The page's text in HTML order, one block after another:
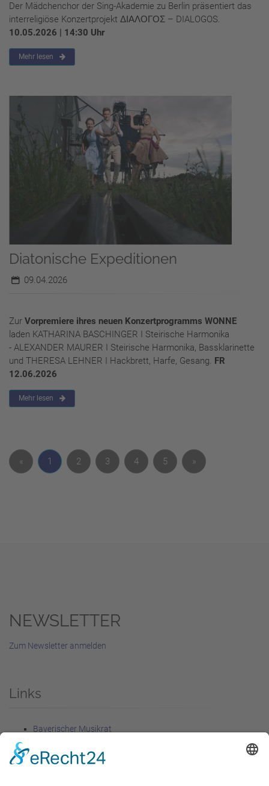
Der Mädchenchor der Sing-Akademie zu Berlin präsentiert das
interreligiöse Konzertprojekt ΔΙΑΛΟΓΟΣ – DIALOGOS.
10.05.2026 | 14:30 Uhr
Mehr lesen
Diatonische Expeditionen
09.04.2026
Zur Vorpremiere ihres neuen Konzertprogramms WONNE
laden KATHARINA BASCHINGER I Steirische Harmonika
- ALEXANDER MAURER I Steirische Harmonika, Bassklarinette
und THERESA LEHNER I Hackbrett, Harfe, Gesang. FR
12.06.2026
Mehr lesen
« 1 2 3 4 5 »
NEWSLETTER
Zum Newsletter anmelden
Links
Bayerischer Musikrat